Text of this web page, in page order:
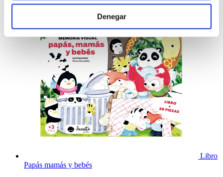
Denegar
Libro
Papás mamás y bebés